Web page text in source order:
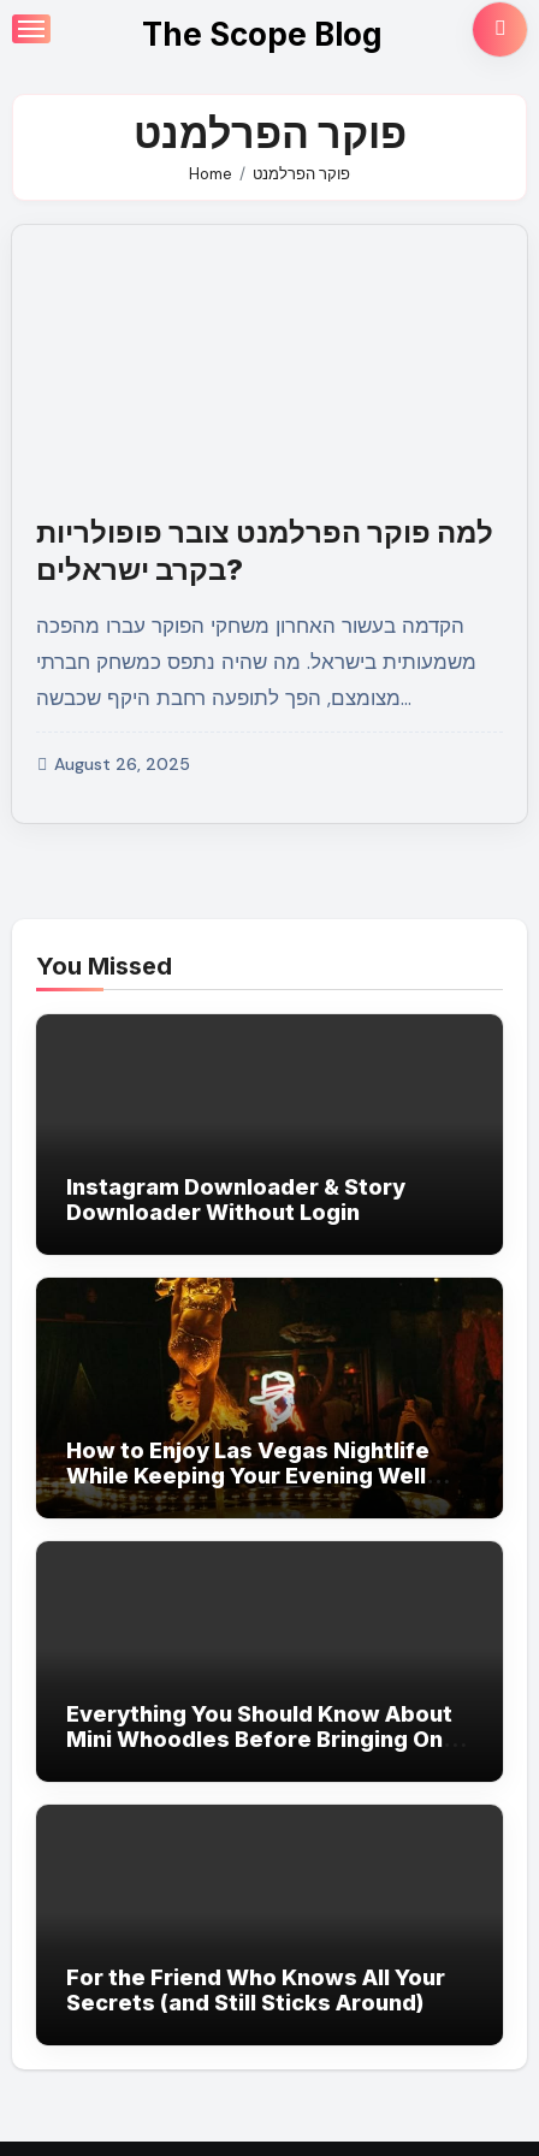
Skip
to
The Scope Blog
פוקר הפרלמנט
Home פוקר הפרלמנט
למה פוקר הפרלמנט צובר פופולריות
בקרב ישראלים?
הקדמה בעשור האחרון משחקי הפוקר עברו מהפכה
משמעותית בישראל. מה שהיה נתפס כמשחק חברתי
מצומצם, הפך לתופעה רחבת היקף שכבשה…
August 26, 2025
You Missed
Instagram Downloader & Story
Downloader Without Login
How to Enjoy Las Vegas Nightlife
While Keeping Your Evening Well
Organized
Everything You Should Know About
Mini Whoodles Before Bringing One
For the Friend Who Knows All Your
Secrets (and Still Sticks Around)